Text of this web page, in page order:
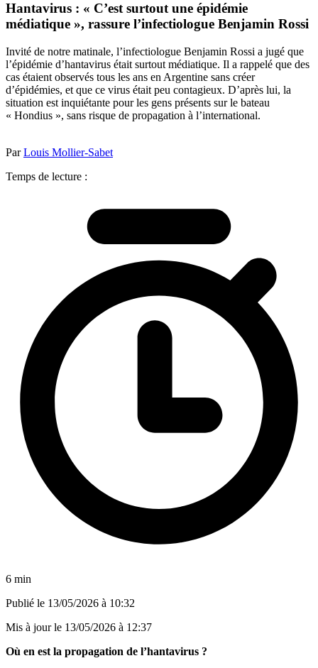
Hantavirus : « C’est surtout une épidémie
médiatique », rassure l’infectiologue Benjamin Rossi
Invité de notre matinale, l’infectiologue Benjamin Rossi a jugé que
l’épidémie d’hantavirus était surtout médiatique. Il a rappelé que des
cas étaient observés tous les ans en Argentine sans créer
d’épidémies, et que ce virus était peu contagieux. D’après lui, la
situation est inquiétante pour les gens présents sur le bateau
« Hondius », sans risque de propagation à l’international.
ParLouis Mollier-Sabet
Temps de lecture :
6 min
Publié le 13/05/2026 à 10:32
Mis à jour le 13/05/2026 à 12:37
Où en est la propagation de l’hantavirus ?